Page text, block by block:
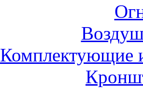
Комплектующие